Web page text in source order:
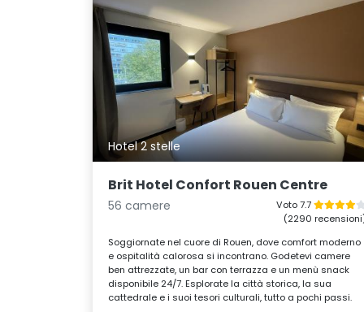
Hotel 2 stelle
Brit Hotel Confort Rouen Centre
56 camere
Voto 7.7
(2290
Soggiornate nel cuore di Rouen, dove comfort moderno
e ospitalità calorosa si incontrano. Godetevi camere
ben attrezzate, un bar con terrazza e un menù snack
disponibile 24/7. Esplorate la città storica, la sua
cattedrale e i suoi tesori culturali, tutto a pochi passi.